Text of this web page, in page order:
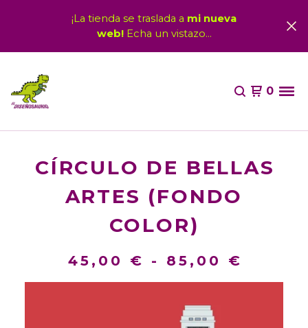
¡La tienda se traslada a mi nueva
web! Echa un vistazo...
0
CÍRCULO DE BELLAS
ARTES (FONDO
COLOR)
45,00 € - 85,00 €